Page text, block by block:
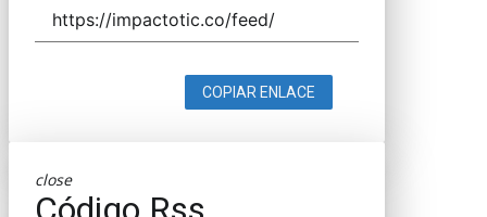
COPIAR ENLACE
close